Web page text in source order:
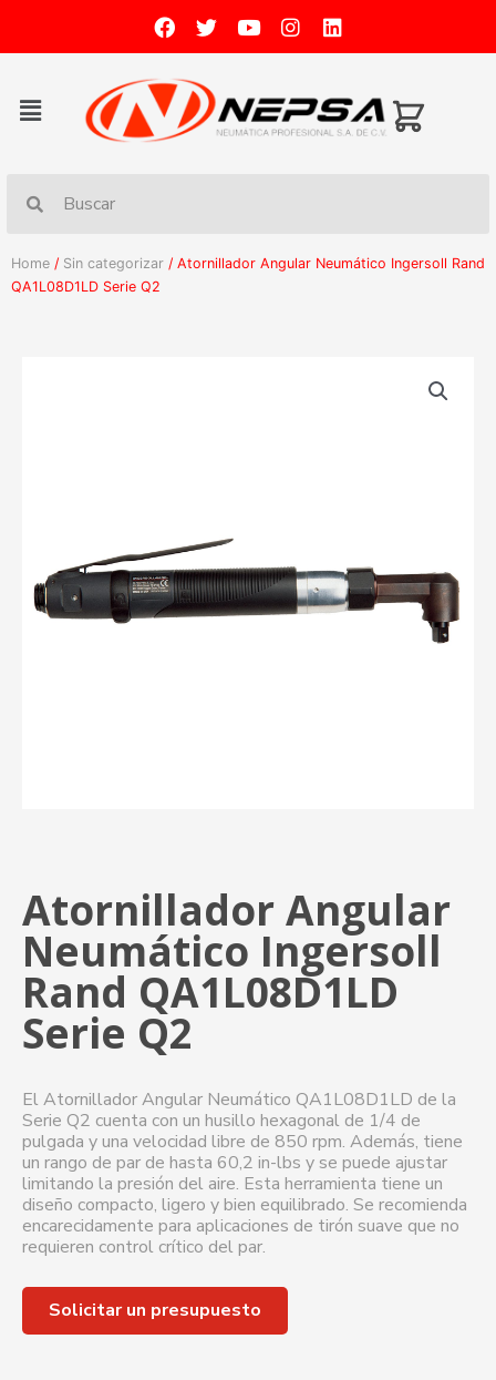
Home / Sin categorizar / Atornillador Angular Neumático Ingersoll Rand
QA1L08D1LD Serie Q2
Atornillador Angular
Neumático Ingersoll
Rand QA1L08D1LD
Serie Q2
El Atornillador Angular Neumático QA1L08D1LD de la
Serie Q2 cuenta con un husillo hexagonal de 1/4 de
pulgada y una velocidad libre de 850 rpm. Además, tiene
un rango de par de hasta 60,2 in-lbs y se puede ajustar
limitando la presión del aire. Esta herramienta tiene un
diseño compacto, ligero y bien equilibrado. Se recomienda
encarecidamente para aplicaciones de tirón suave que no
requieren control crítico del par.
Solicitar un presupuesto